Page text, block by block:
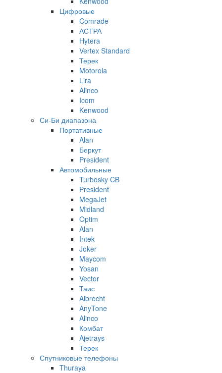
Цифровые
Comrade
АСТРА
Hytera
Vertex Standard
Терек
Motorola
Lira
Alinco
Icom
Kenwood
Си-Би диапазона
Портативные
Alan
Беркут
President
Автомобильные
Turbosky CB
President
MegaJet
Midland
Optim
Alan
Intek
Joker
Maycom
Yosan
Vector
Таис
Albrecht
AnyTone
Alinco
Комбат
Ajetrays
Терек
Спутниковые телефоны
Thuraya